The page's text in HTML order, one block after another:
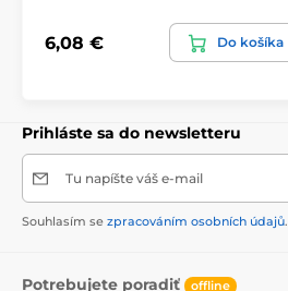
6,08 € Do košíka
Prihláste sa do newsletteru
Tu napíšte váš e-mail
Souhlasím se zpracováním osobních údajů.
Potrebujete poradiť offline